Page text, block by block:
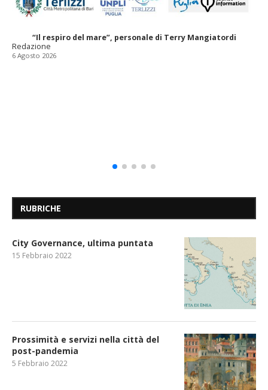
“Il respiro del mare”, personale di Terry Mangiatordi
Redazione
6 Agosto 2026
RUBRICHE
City Governance, ultima puntata
15 Febbraio 2022
Prossimità e servizi nella città del
post-pandemia
5 Febbraio 2022